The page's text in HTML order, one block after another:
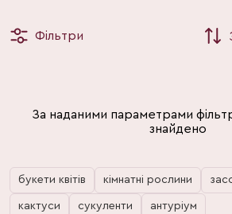
Фільтри
За наданими параметрами
знайдено
букети квітів кімнатні рослини
кактуси сукуленти антуріум